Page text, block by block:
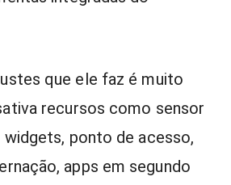
que ele faz é muito
recursos como sensor
ponto de acesso,
apps em segundo